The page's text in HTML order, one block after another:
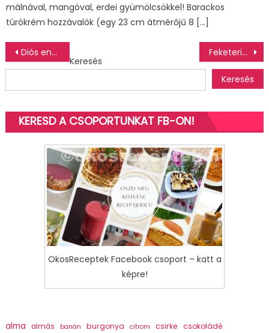
málnával, mangóval, erdei gyümölcsökkel! Barackos
túrókrém hozzávalók (egy 23 cm átmérőjű 8 […]
Bejegyzés
navigáció
Diós energiagolyók Feketeribizlis jégkrém
Keresés
Keresés
KERESD A CSOPORTUNKAT FB-ON!
OkosReceptek Facebook csoport – katt a
képre!
alma almás banán burgonya citrom csirke csokoládé